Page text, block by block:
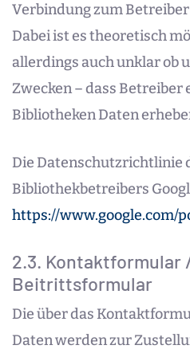
Verbindung zum
Dabei ist es theoretisch
allerdings auch unklar ob
Zwecken – dass
Bibliotheken Daten
Die Datenschutzrichtlinie
Bibliothekbetreibers
https://www.google.com/
2.3. Kontaktformular
Beitrittsformular
Die über das
Daten werden zur